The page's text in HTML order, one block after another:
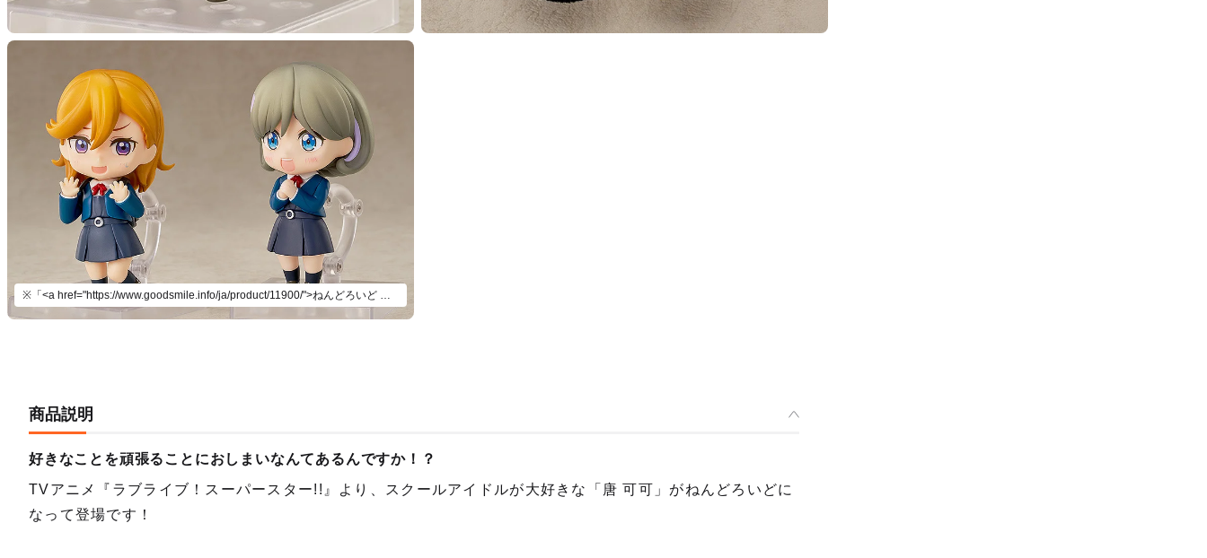
※「<a href="https://www.goodsmile.info/ja/product/11900/">ねんどろいど 澁谷かのん</a>」(別売)とあわせて飾ろう。
商品説明
好きなことを頑張ることにおしまいなんてあるんですか！？
TVアニメ『ラブライブ！スーパースター!!』より、スクールアイドルが大好きな「唐 可可」がねんどろいどに
なって登場です！